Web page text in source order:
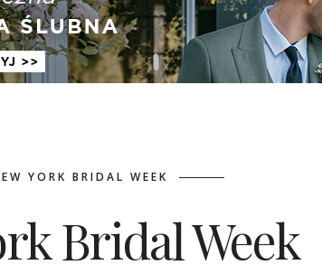
YORK BRIDAL WEEK
Bridal Week